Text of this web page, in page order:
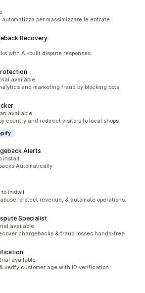
per massimizzare le entrate.
Recovery
with AI-built dispute responses
available
and marketing fraud by blocking bots.
available
country and redirect visitors to local shops
Alerts
install
Automatically
to install
protect revenue, & automate operations.
Specialist
available
chargebacks & fraud losses hands-free
available
verify customer age with ID verification